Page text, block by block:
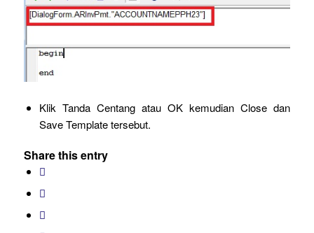
Klik Tanda Centang atau OK kemudian Close dan
Save Template tersebut.
Share this entry